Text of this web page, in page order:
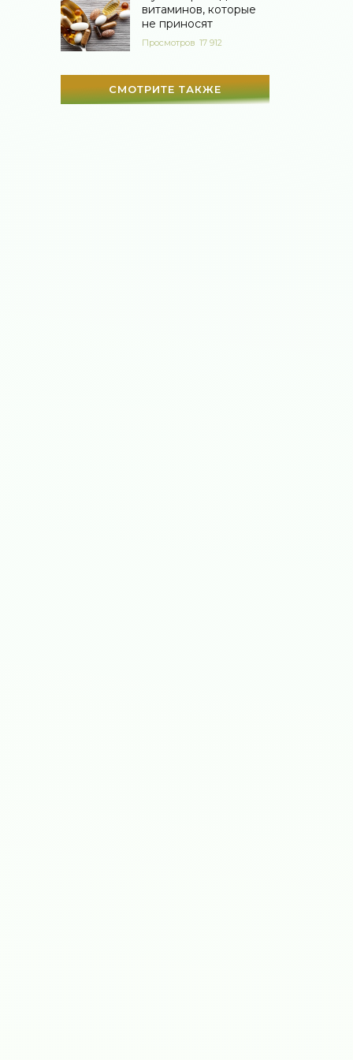
витаминов, которые
не приносят
Просмотров 17 912
СМОТРИТЕ ТАКЖЕ